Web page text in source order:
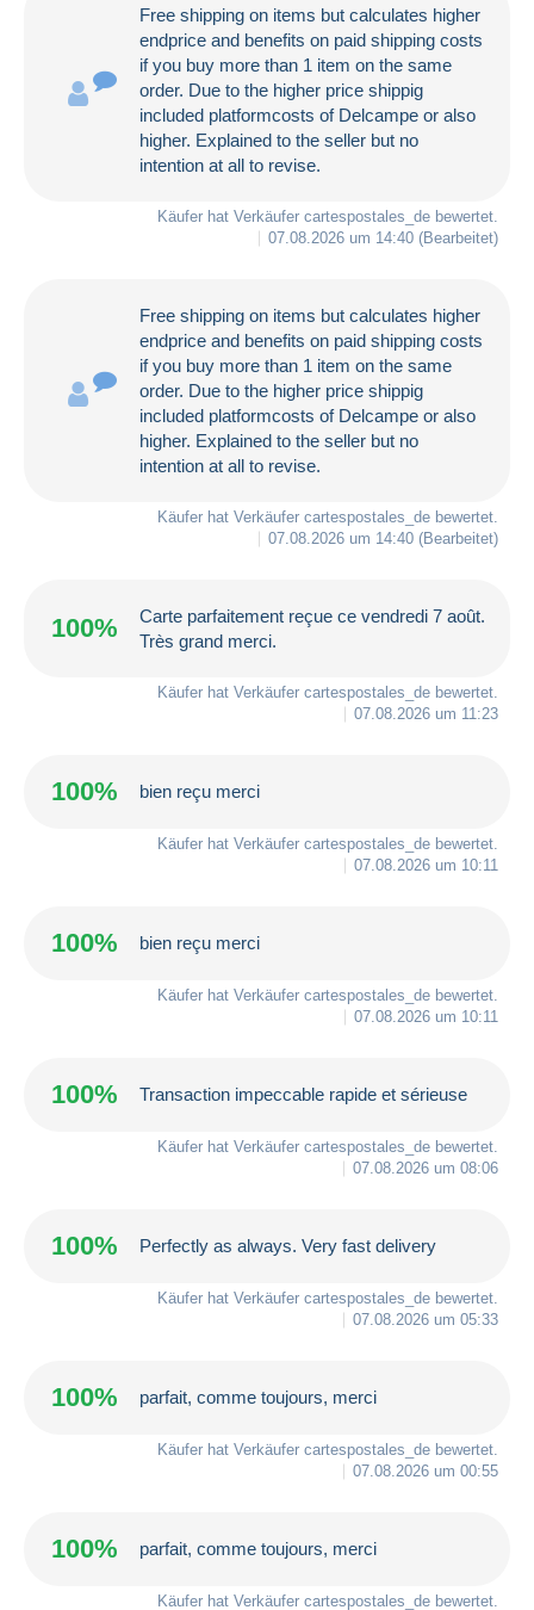
Free shipping on items but calculates higher
endprice and benefits on paid shipping costs
if you buy more than 1 item on the same
order. Due to the higher price shippig
included platformcosts of Delcampe or also
higher. Explained to the seller but no
intention at all to revise.
Käufer hat Verkäufer cartespostales_de bewertet.
07.08.2026 um 14:40 (Bearbeitet)
Free shipping on items but calculates higher
endprice and benefits on paid shipping costs
if you buy more than 1 item on the same
order. Due to the higher price shippig
included platformcosts of Delcampe or also
higher. Explained to the seller but no
intention at all to revise.
Käufer hat Verkäufer cartespostales_de bewertet.
07.08.2026 um 14:40 (Bearbeitet)
100%
Carte parfaitement reçue ce vendredi 7 août.
Très grand merci.
Käufer hat Verkäufer cartespostales_de bewertet.
07.08.2026 um 11:23
100% bien reçu merci
Käufer hat Verkäufer cartespostales_de bewertet.
07.08.2026 um 10:11
100% bien reçu merci
Käufer hat Verkäufer cartespostales_de bewertet.
07.08.2026 um 10:11
100% Transaction impeccable rapide et sérieuse
Käufer hat Verkäufer cartespostales_de bewertet.
07.08.2026 um 08:06
100% Perfectly as always. Very fast delivery
Käufer hat Verkäufer cartespostales_de bewertet.
07.08.2026 um 05:33
100% parfait, comme toujours, merci
Käufer hat Verkäufer cartespostales_de bewertet.
07.08.2026 um 00:55
100% parfait, comme toujours, merci
Käufer hat Verkäufer cartespostales_de bewertet.